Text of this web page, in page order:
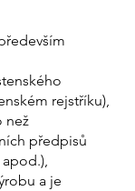
rejstříku),
než
předpisů
a je